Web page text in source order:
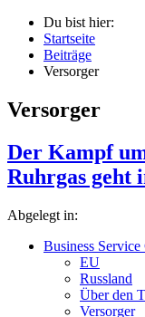
Du bist hier:
Startseite
Beiträge
Versorger
Versorger
Der Kampf
Ruhrgas geht
Abgelegt in:
Business
EU
Russland
Über den
Versorger